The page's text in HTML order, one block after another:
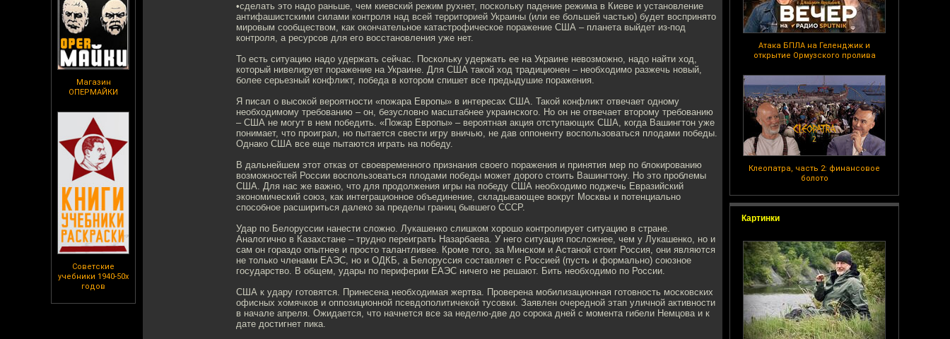
Магазин
ОПЕРМАЙКИ
Советские
учебники 1940-50х
годов
Атака БПЛА на Геленджик и
открытие Ормузского пролива
Клеопатра, часть 2: финансовое
болото
Картинки
•сделать это надо раньше, чем киевский режим рухнет, поскольку падение режима в Киеве и установление
антифашистскими силами контроля над всей территорией Украины (или ее большей частью) будет воспринято
мировым сообществом, как окончательное катастрофическое поражение США – планета выйдет из-под
контроля, а ресурсов для его восстановления уже нет.
То есть ситуацию надо удержать сейчас. Поскольку удержать ее на Украине невозможно, надо найти ход,
который нивелирует поражение на Украине. Для США такой ход традиционен – необходимо разжечь новый,
более серьезный конфликт, победа в котором спишет все предыдушие поражения.
Я писал о высокой вероятности «пожара Европы» в интересах США. Такой конфликт отвечает одному
необходимому требованию – он, безусловно масштабнее украинского. Но он не отвечает второму требованию
– США не могут в нем победить. «Пожар Европы» – вероятная акция отступающих США, когда Вашингтон уже
понимает, что проиграл, но пытается свести игру вничью, не дав оппоненту воспользоваться плодами победы.
Однако США все еще пытаются играть на победу.
В дальнейшем этот отказ от своевременного признания своего поражения и принятия мер по блокированию
возможностей России воспользоваться плодами победы может дорого стоить Вашингтону. Но это проблемы
США. Для нас же важно, что для продолжения игры на победу США необходимо поджечь Евразийский
экономический союз, как интеграционное объединение, складывающее вокруг Москвы и потенциально
способное расшириться далеко за пределы границ бывшего СССР.
Удар по Белоруссии нанести сложно. Лукашенко слишком хорошо контролирует ситуацию в стране.
Аналогично в Казахстане – трудно переиграть Назарбаева. У него ситуация посложнее, чем у Лукашенко, но и
сам он гораздо опытнее и просто талантливее. Кроме того, за Минском и Астаной стоит Россия, они являются
не только членами ЕАЭС, но и ОДКБ, а Белоруссия составляет с Россией (пусть и формально) союзное
государство. В общем, удары по периферии ЕАЭС ничего не решают. Бить необходимо по России.
США к удару готовятся. Принесена необходимая жертва. Проверена мобилизационная готовность московских
офисных хомячков и оппозиционной псевдополитичекой тусовки. Заявлен очередной этап уличной активности
в начале апреля. Ожидается, что начнется все за неделю-две до сорока дней с момента гибели Немцова и к
дате достигнет пика.